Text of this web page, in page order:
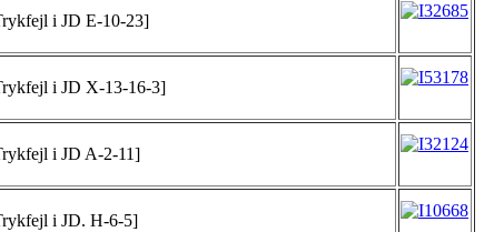
i JD E-10-23]
i JD X-13-16-3]
i JD A-2-11]
i JD. H-6-5]